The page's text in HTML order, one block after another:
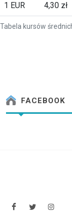
Tabela kursów
1 EUR 4,30 zł
FACEBOOK